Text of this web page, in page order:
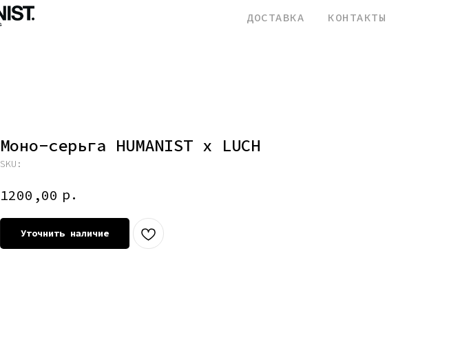
ДОСТАВКА КОНТАКТЫ
назад
Моно-серьга HUMANIST x LUCH
SKU:
1200,00 р.
Уточнить наличие